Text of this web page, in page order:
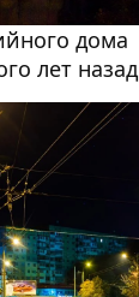
дома
лет назад